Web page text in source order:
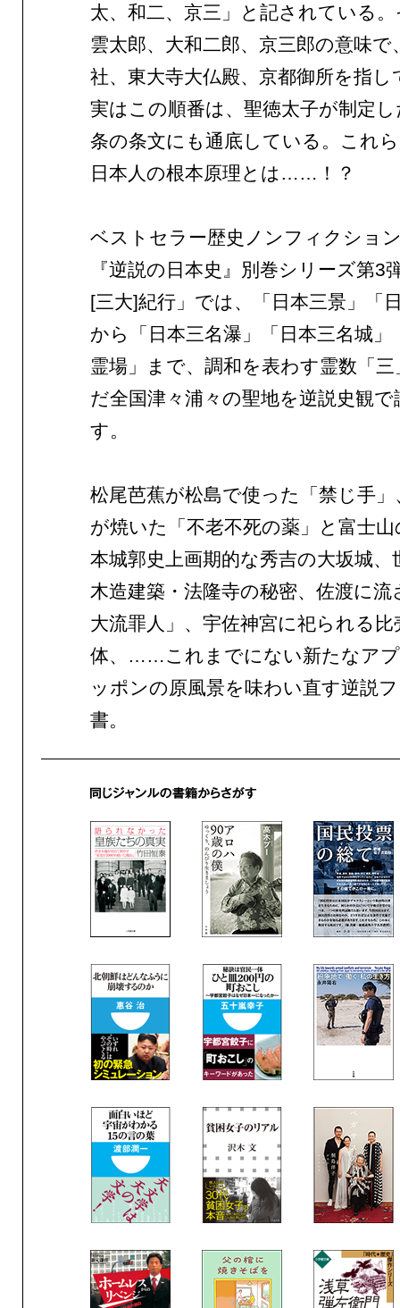
太、和二、京三」と記されている
雲太郎、大和二郎、京三郎の意味で
社、東大寺大仏殿、京都御所を指
実はこの順番は、聖徳太子が制定
条の条文にも通底している。これ
日本人の根本原理とは……！？
ベストセラー歴史ノンフィクショ
『逆説の日本史』別巻シリーズ第3
[三大]紀行」では、「日本三景」「
から「日本三名瀑」「日本三名城」
霊場」まで、調和を表わす霊数「
だ全国津々浦々の聖地を逆説史観
す。
松尾芭蕉が松島で使った「禁じ手
が焼いた「不老不死の薬」と富士
本城郭史上画期的な秀吉の大坂城、
木造建築・法隆寺の秘密、佐渡に流
大流罪人」、宇佐神宮に祀られる比
体、……これまでにない新たなア
ッポンの原風景を味わい直す逆説
書。